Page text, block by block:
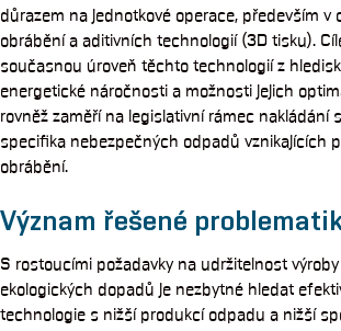
důrazem na jednotkové operace, především v
obrábění a aditivních technologií (3D tisku).
současnou úroveň těchto technologií z
energetické náročnosti a možnosti jejich
rovněž zaměří na legislativní rámec nakládání
specifika nebezpečných odpadů vznikajících
obrábění.
Význam řešené
S rostoucími požadavky na udržitelnost
ekologických dopadů je nezbytné hledat
technologie s nižší produkcí odpadu a nižší